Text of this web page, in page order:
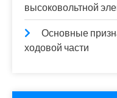
высоковольтной
Основные
ходовой части